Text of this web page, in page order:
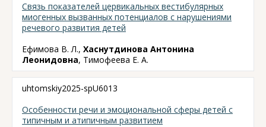
Связь показателей цервикальных вестибулярных
миогенных вызванных потенциалов с нарушениями
речевого развития детей
Ефимова В. Л., Хаснутдинова Антонина
Леонидовна, Тимофеева Е. А.
uhtomskiy2025-spU6013
Особенности речи и эмоциональной сферы детей с
типичным и атипичным развитием